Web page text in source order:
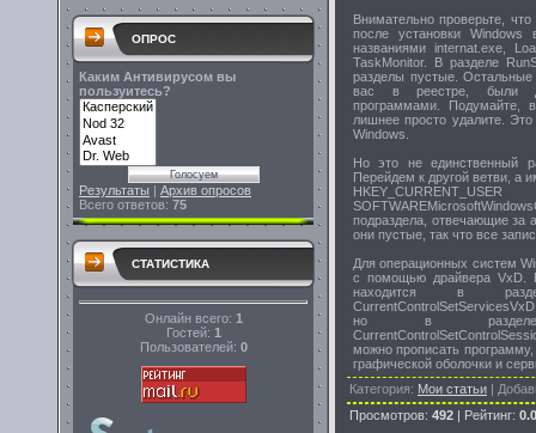
ОПРОС
Каким Антивирусом вы
пользуитесь?
Результаты | Архив опросов
Всего ответов: 75
СТАТИСТИКА
Онлайн всего: 1
Гостей: 1
Пользователей: 0
Внимательно проверьте,
после установки
названиями internat.exe,
TaskMonitor. В разделе
разделы пустые. Остальные
вас в реестре, были
программами. Подумайте,
лишнее просто удалите. Это
Windows.
Но это не единственный
Перейдем к другой ветви, а
подраздела, отвечающие за
они пустые, так что все
Для операционных систем
с помощью драйвера VxD.
находится в разделе
но в разделе
можно прописать программу,
графической оболочки и
Категория: Мои статьи |
Просмотров: 492 | Рейтинг: 0.0